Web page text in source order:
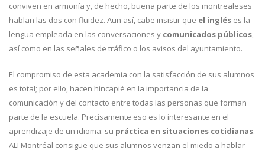
conviven en armonía y, de hecho, buena parte de los montrealeses
hablan las dos con fluidez. Aun así, cabe insistir que el inglés es la
lengua empleada en las conversaciones y comunicados públicos,
así como en las señales de tráfico o los avisos del ayuntamiento.
El compromiso de esta academia con la satisfacción de sus alumnos
es total; por ello, hacen hincapié en la importancia de la
comunicación y del contacto entre todas las personas que forman
parte de la escuela. Precisamente eso es lo interesante en el
aprendizaje de un idioma: su práctica en situaciones cotidianas.
ALI Montréal consigue que sus alumnos venzan el miedo a hablar